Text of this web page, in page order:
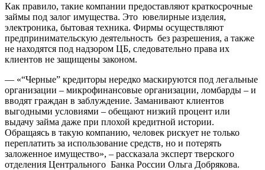
Как правило, такие компании предоставляют краткосрочные
займы под залог имущества. Это ювелирные изделия,
электроника, бытовая техника. Фирмы осуществляют
предпринимательскую деятельность без разрешения, а также
не находятся под надзором ЦБ, следовательно права их
клиентов не защищены законом.
— «“Черные” кредиторы нередко маскируются под легальные
организации – микрофинансовые организации, ломбарды – и
вводят граждан в заблуждение. Заманивают клиентов
выгодными условиями – обещают низкий процент или
выдачу займа даже при плохой кредитной истории.
Обращаясь в такую компанию, человек рискует не только
переплатить за использование средств, но и потерять
заложенное имущество», – рассказала эксперт тверского
отделения Центрального Банка России Ольга Добрякова.